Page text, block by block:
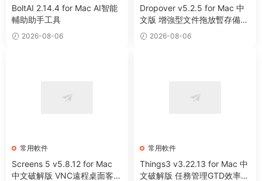
BoltAI 2.14.4 for Mac AI智能
輔助助手工具
2026-08-06
Dropover v5.2.5 for Mac 中
文版 增強型文件拖放暫存備用
整理工具
2026-08-06
常用軟件
Screens 5 v5.8.12 for Mac
中文破解版 VNC遠程桌面客戶
常用軟件
Things3 v3.22.13 for Mac 中
文破解版 任務管理GTD效率工